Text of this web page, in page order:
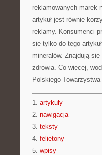
reklamowanych marek
artykuł jest równie
reklamy. Konsumenci
się tylko do tego
minerałów. Znajdują
zdrowia. Co więcej,
Polskiego
1. artykuly
2. nawigacja
3. teksty
4. felietony
5. wpisy